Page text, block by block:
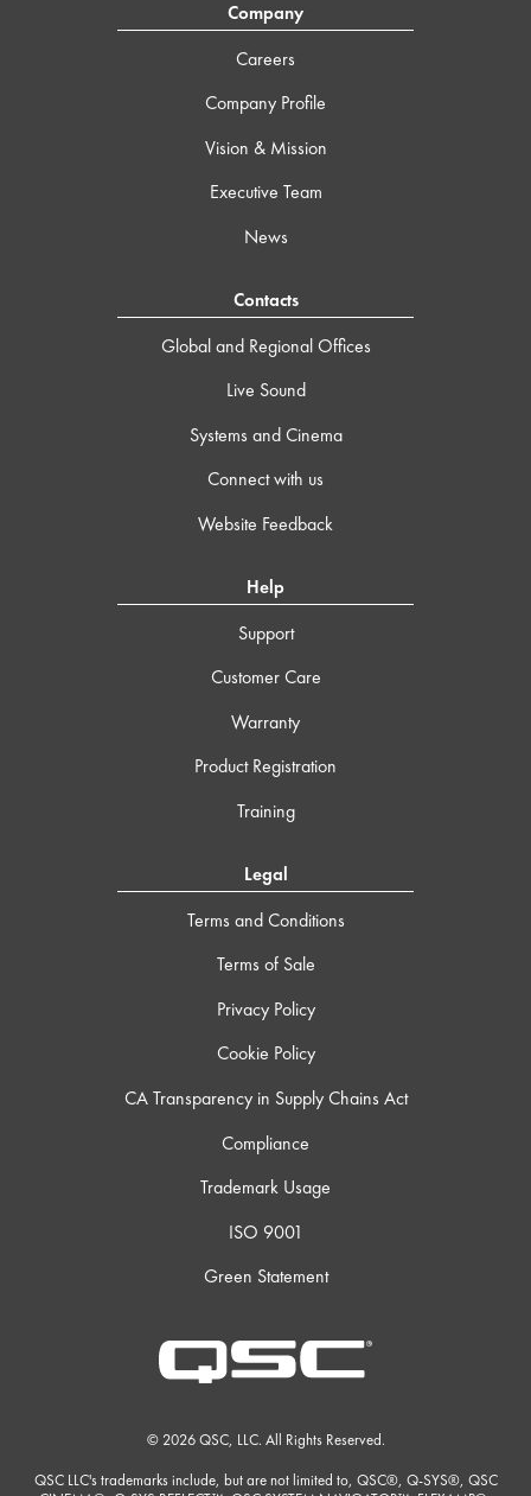
Company
Careers
Company Profile
Vision & Mission
Executive Team
News
Contacts
Global and Regional Offices
Live Sound
Systems and Cinema
Connect with us
Website Feedback
Help
Support
Customer Care
Warranty
Product Registration
Training
Legal
Terms and Conditions
Terms of Sale
Privacy Policy
Cookie Policy
CA Transparency in Supply Chains Act
Compliance
Trademark Usage
ISO 9001
Green Statement
© 2026 QSC, LLC. All Rights Reserved.
QSC LLC's trademarks include, but are not limited to, QSC®, Q-SYS®, QSC